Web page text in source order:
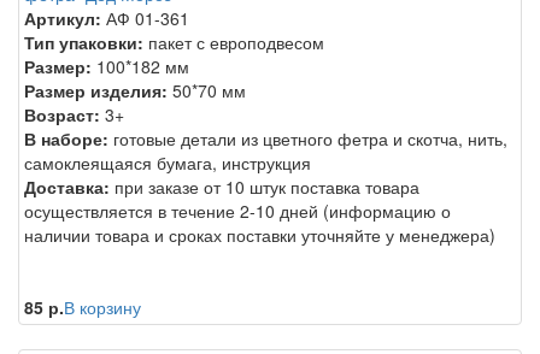
Артикул: АФ 01-361
Тип упаковки: пакет с европодвесом
Размер: 100*182 мм
Размер изделия: 50*70 мм
Возраст: 3+
В наборе: готовые детали из цветного фетра и скотча, нить,
самоклеящаяся бумага, инструкция
Доставка: при заказе от 10 штук поставка товара
осуществляется в течение 2-10 дней (информацию о
наличии товара и сроках поставки уточняйте у менеджера)
85 р.В корзину